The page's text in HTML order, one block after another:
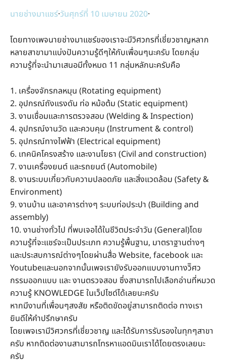
นายช่างมาแชร์·วันศุกร์ที่ 10 เมษายน 2020·
โดยทางเพจนายช่างมาแชร์ของเราจะมีวิศวกรที่เชี่ยวชาญหลาก
หลายสาขามาแบ่งปันความรู้ดีๆให้กับเพื่อนๆนะครับ โดยกลุ่ม
ความรู้ที่จะนำมาเสนอมีทั้งหมด 11 กลุ่มหลักนะครับคือ
1. เครื่องจักรกลหมุน (Rotating equipment)
2. อุปกรณ์ถังแรงดัน ท่อ หม้อต้ม (Static equipment)
3. งานเชื่อมและการตรวจสอบ (Welding & Inspection)
4. อุปกรณ์งานวัด และควบคุม (Instrument & control)
5. อุปกรณ์ทางไฟฟ้า (Electrical equipment)
6. เทคนิคโครงสร้าง และงานโยธา (Civil and construction)
7. งานเครื่องยนต์ และรถยนต์ (Automobile)
8. งานระบบเกี่ยวกับความปลอดภัย และสิ่งแวดล้อม (Safety &
Environment)
9. งานบ้าน และอาคารต่างๆ ระบบท่อประปา (Building and
assembly)
10. งานช่างทั่วไป ที่พบเจอได้ในชีวิตประจำวัน (General)โดย
ความรู้ที่จะแชร์จะเป็นประเภท ความรู้พื้นฐาน, มาตราฐานต่างๆ
และประสบการณ์ต่างๆโดยผ่านสื่อ Website, facebook และ
Youtubeและนอกจากนั้นเพจเรายังรับออกแบบงานทางวิิศว
กรรมออกแบบ และ งานตรวจสอบ ซึ่งสามารถไปเลือกอ่านที่หมวด
ความรู้ KNOWLEDGE ในเว็ปไซด์ได้เลยนะครับ
หากมีงานที่เพื่อนๆสงสัย หรือติดขัดอยู่สามารถติดต่อ ทางเรา
ยินดีให้คำปรึกษาครับ
โดยเพจเรามีวิศวกรที่เชี่ยวชาญ และได้รับการรับรองในทุกๆสาขา
ครับ หากติดต่องานสามารถโทรหาแอดมินเราได้โดยตรงเลยนะ
ครับ